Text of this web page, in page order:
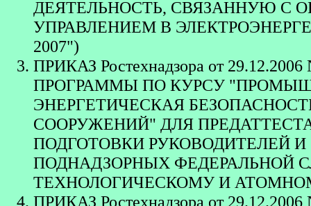
ДЕЯТЕЛЬНОСТЬ, СВЯЗАННУЮ С
УПРАВЛЕНИЕМ В
2007")
ПРИКАЗ Ростехнадзора от
ПРОГРАММЫ ПО КУРСУ
ЭНЕРГЕТИЧЕСКАЯ
СООРУЖЕНИЙ" ДЛЯ
ПОДГОТОВКИ РУКОВОДИТЕЛЕЙ
ПОДНАДЗОРНЫХ ФЕДЕРАЛЬНОЙ
ТЕХНОЛОГИЧЕСКОМУ И
ПРИКАЗ Ростехнадзора от